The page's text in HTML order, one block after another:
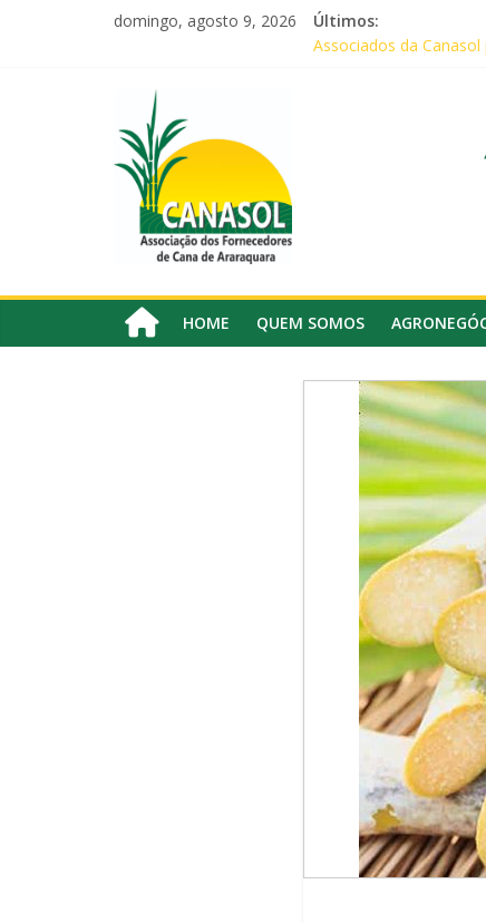
domingo, agosto 9, 2026
Últimos:
Associados da
Em audiência com
Canasol marca
Canasol
Associação
dos
Fornecedores
HOME QUEM SOMOS